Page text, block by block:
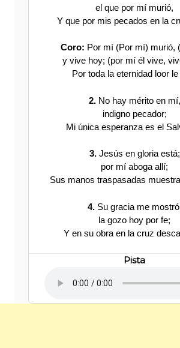
el que por mí murió,
Y que por mis pecados en la
Coro: Por mí (Por mí) murió,
y vive hoy; (por mí él vive,
Por toda la eternidad loor le
2.No hay mérito en mí,
indigno pecador;
Mi única esperanza es el
3.Jesús en gloria está;
por mí aboga allí;
Sus manos traspasadas
4.Su gracia me
la gozo hoy por fe;
Y en su obra en la cruz
Pista